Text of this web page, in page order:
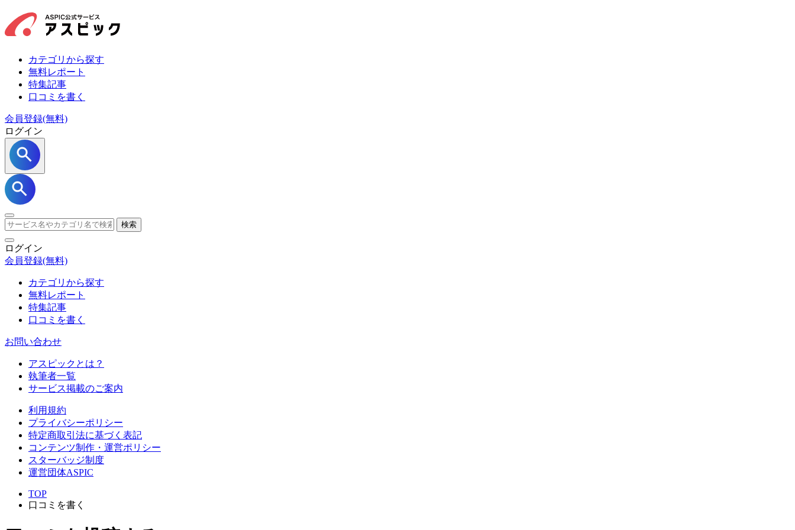
カテゴリから探す
無料レポート
特集記事
口コミを書く
会員登録(無料)
ログイン
検索
ログイン
会員登録(無料)
カテゴリから探す
無料レポート
特集記事
口コミを書く
お問い合わせ
アスピックとは？
執筆者一覧
サービス掲載のご案内
利用規約
プライバシーポリシー
特定商取引法に基づく表記
コンテンツ制作・運営ポリシー
スターバッジ制度
運営団体ASPIC
TOP
口コミを書く